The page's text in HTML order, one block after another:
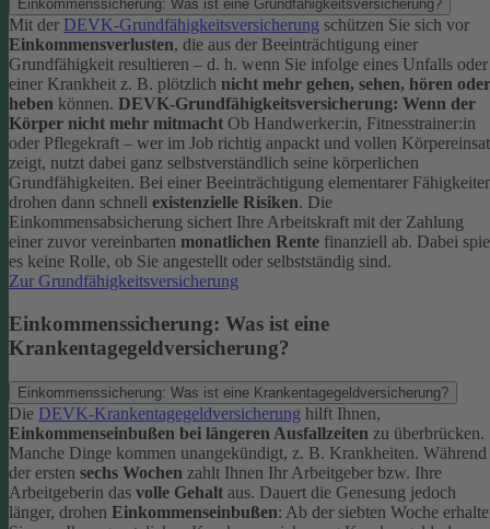
Einkommenssicherung: Was ist eine Grundfähigkeitsversicherung?
Mit der DEVK-Grundfähigkeitsversicherung schützen Sie sich vor
Einkommensverlusten, die aus der Beeinträchtigung einer
Grundfähigkeit resultieren – d. h. wenn Sie infolge eines Unfalls oder
einer Krankheit z. B. plötzlich nicht mehr gehen, sehen, hören oder
heben können. DEVK-Grundfähigkeitsversicherung: Wenn der
Körper nicht mehr mitmacht Ob Handwerker:in, Fitnesstrainer:in
oder Pflegekraft – wer im Job richtig anpackt und vollen
zeigt, nutzt dabei ganz selbstverständlich seine körperlichen
Grundfähigkeiten. Bei einer Beeinträchtigung elementarer
drohen dann schnell existenzielle Risiken. Die
Einkommensabsicherung sichert Ihre Arbeitskraft mit der Zahlung
einer zuvor vereinbarten monatlichen Rente finanziell ab. Dabei
es keine Rolle, ob Sie angestellt oder selbstständig sind.
Zur Grundfähigkeitsversicherung
Einkommenssicherung: Was ist eine
Krankentagegeldversicherung?
Einkommenssicherung: Was ist eine Krankentagegeldversicherung?
Die DEVK-Krankentagegeldversicherung hilft Ihnen,
Einkommenseinbußen bei längeren Ausfallzeiten zu überbrücken.
Manche Dinge kommen unangekündigt, z. B. Krankheiten. Während
der ersten sechs Wochen zahlt Ihnen Ihr Arbeitgeber bzw. Ihre
Arbeitgeberin das volle Gehalt aus. Dauert die Genesung jedoch
länger, drohen Einkommenseinbußen: Ab der siebten Woche